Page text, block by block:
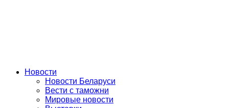
Сайт про автомобили
Новости
Новости Беларуси
Вести с таможни
Мировые новости